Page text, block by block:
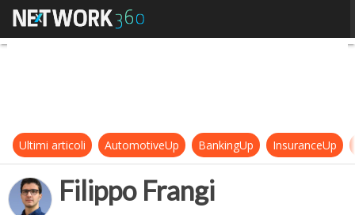
Filippo Frangi
Ultimi articoli AutomotiveUp BankingUp InsuranceUp
Filippo Frangi